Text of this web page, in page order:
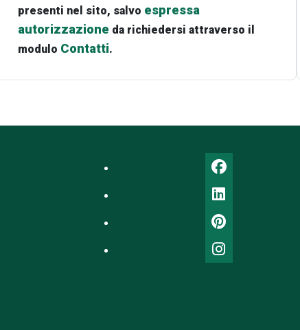
presenti nel sito, salvo espressa
autorizzazione da richiedersi attraverso il
modulo Contatti.